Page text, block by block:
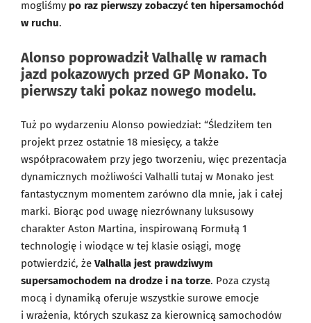
mogliśmy po raz pierwszy zobaczyć ten hipersamochód
w ruchu.
Alonso poprowadził Valhallę w ramach
jazd pokazowych przed GP Monako. To
pierwszy taki pokaz nowego modelu.
Tuż po wydarzeniu Alonso powiedział: “Śledziłem ten
projekt przez ostatnie 18 miesięcy, a także
współpracowałem przy jego tworzeniu, więc prezentacja
dynamicznych możliwości Valhalli tutaj w Monako jest
fantastycznym momentem zarówno dla mnie, jak i całej
marki. Biorąc pod uwagę niezrównany luksusowy
charakter Aston Martina, inspirowaną Formułą 1
technologię i wiodące w tej klasie osiągi, mogę
potwierdzić, że Valhalla jest prawdziwym
supersamochodem na drodze i na torze. Poza czystą
mocą i dynamiką oferuje wszystkie surowe emocje
i wrażenia, których szukasz za kierownicą samochodów